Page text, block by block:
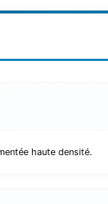
haute densité.